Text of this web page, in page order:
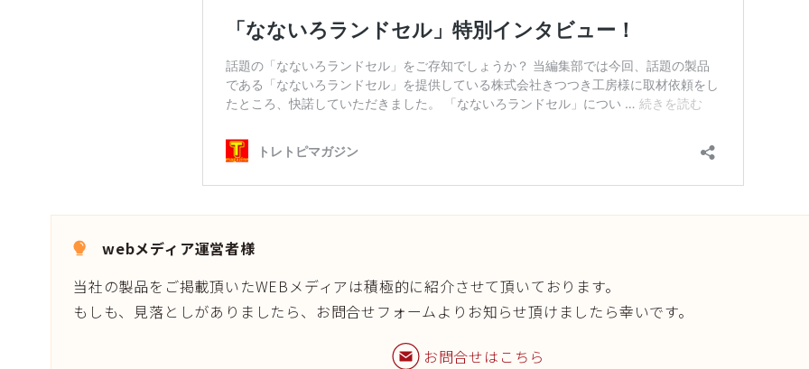
webメディア運営者様
当社の製品をご掲載頂いたWEBメディアは積極的に紹介させて頂いております。
もしも、見落としがありましたら、お問合せフォームよりお知らせ頂けましたら幸いです。
お問合せはこちら